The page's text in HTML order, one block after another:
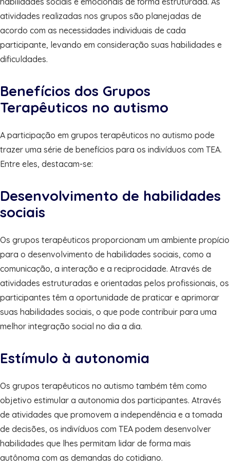
atividades realizadas nos grupos são planejadas de
acordo com as necessidades individuais de cada
participante, levando em consideração suas habilidades e
dificuldades.
Benefícios dos Grupos
Terapêuticos no autismo
A participação em grupos terapêuticos no autismo pode
trazer uma série de benefícios para os indivíduos com TEA.
Entre eles, destacam-se:
Desenvolvimento de habilidades
sociais
Os grupos terapêuticos proporcionam um ambiente propício
para o desenvolvimento de habilidades sociais, como a
comunicação, a interação e a reciprocidade. Através de
atividades estruturadas e orientadas pelos profissionais, os
participantes têm a oportunidade de praticar e aprimorar
suas habilidades sociais, o que pode contribuir para uma
melhor integração social no dia a dia.
Estímulo à autonomia
Os grupos terapêuticos no autismo também têm como
objetivo estimular a autonomia dos participantes. Através
de atividades que promovem a independência e a tomada
de decisões, os indivíduos com TEA podem desenvolver
habilidades que lhes permitam lidar de forma mais
autônoma com as demandas do cotidiano.